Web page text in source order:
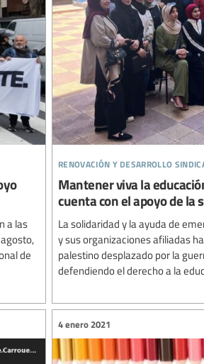
a las
de
renovación y desarrollo
Mantener viva la
cuenta con el apoyo de
La solidaridad y la ayuda de
y sus organizaciones afiliadas
palestino desplazado por la
defendiendo el derecho a la
4 enero 2021